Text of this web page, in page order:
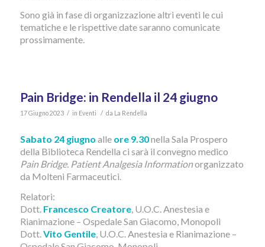
Sono già in fase di organizzazione altri eventi le cui
tematiche e le rispettive date saranno comunicate
prossimamente.
Pain Bridge: in Rendella il 24 giugno
17 Giugno 2023 / in Eventi / da La Rendella
Sabato 24 giugno alle ore 9.30nella Sala Prospero
della Biblioteca Rendella ci sarà il convegno medico
Pain Bridge. Patient Analgesia Informationorganizzato
da Molteni Farmaceutici.
Relatori:
Dott. Francesco Creatore, U.O.C. Anestesia e
Rianimazione – Ospedale San Giacomo, Monopoli
Dott.Vito Gentile, U.O.C. Anestesia e Rianimazione –